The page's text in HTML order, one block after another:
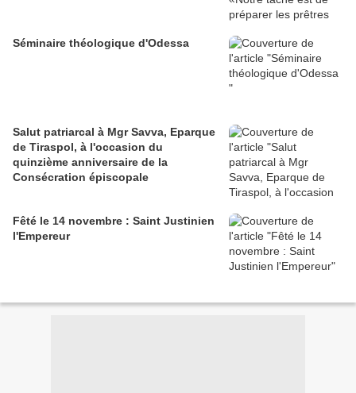
Séminaire théologique d'Odessa
Salut patriarcal à Mgr Savva, Eparque
de Tiraspol, à l'occasion du
quinzième anniversaire de la
Consécration épiscopale
Fêté le 14 novembre : Saint Justinien
l'Empereur